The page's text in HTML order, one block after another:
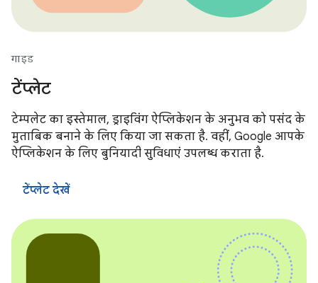
गाइड
टेंप्लेट
टेम्पलेट का इस्तेमाल, ड्राइविंग ऐप्लिकेशन के अनुभव को पसंद के
मुताबिक बनाने के लिए किया जा सकता है. वहीं, Google आपके
ऐप्लिकेशन के लिए बुनियादी सुविधाएं उपलब्ध कराता है.
टेंप्लेट देखें